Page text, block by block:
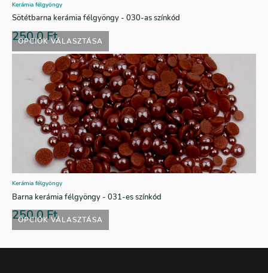
OPCIÓK VÁLASZTÁSA
Kerámia félgyöngy
Sötétbarna kerámia félgyöngy - 030-as színkód
250,0Ft
OPCIÓK VÁLASZTÁSA
Kerámia félgyöngy
Barna kerámia félgyöngy - 031-es színkód
250,0Ft